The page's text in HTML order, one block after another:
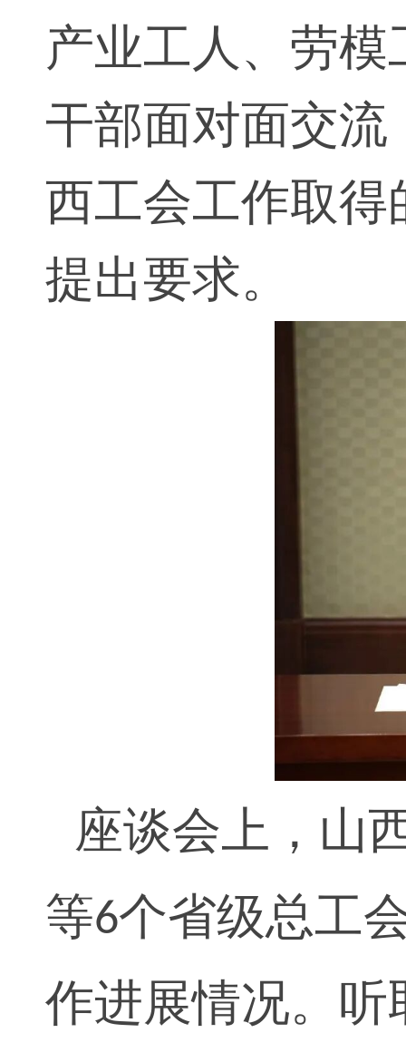
产业工人、劳
干部面对面交
西工会工作取
提出要求。
座谈会上，山
等6个省级总工
作进展情况。